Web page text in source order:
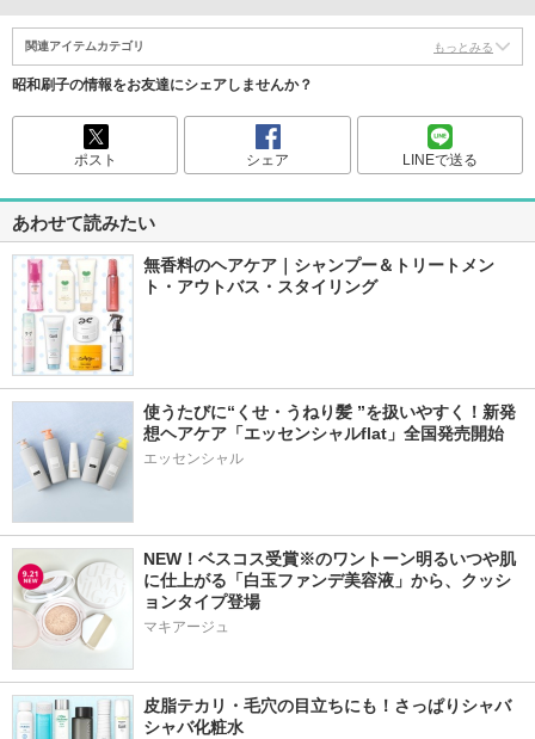
関連アイテムカテゴリ もっとみる
昭和刷子の情報をお友達にシェアしませんか？
ポスト シェア LINEで送る
あわせて読みたい
無香料のヘアケア｜シャンプー＆トリートメン
ト・アウトバス・スタイリング
使うたびに“くせ・うねり髪 ”を扱いやすく！新発
想ヘアケア「エッセンシャルflat」全国発売開始
エッセンシャル
NEW！ベスコス受賞※のワントーン明るいつや肌
に仕上がる「白玉ファンデ美容液」から、クッシ
ョンタイプ登場
マキアージュ
皮脂テカリ・毛穴の目立ちにも！さっぱりシャバ
シャバ化粧水